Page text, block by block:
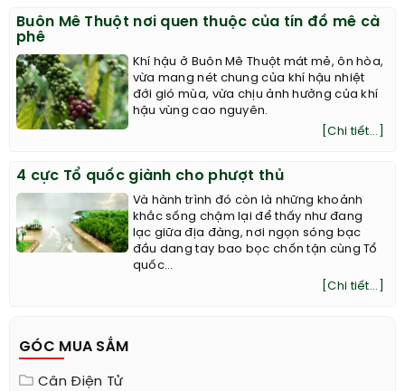
Buôn Mê Thuột nơi quen thuộc của tín đồ mê cà
phê
Khí hậu ở Buôn Mê Thuột mát mẻ, ôn hòa,
vừa mang nét chung của khí hậu nhiệt
đới gió mùa, vừa chịu ảnh hưởng của khí
hậu vùng cao nguyên.
[Chi tiết...]
4 cực Tổ quốc giành cho phượt thủ
Và hành trình đó còn là những khoảnh
khắc sống chậm lại để thấy như đang
lạc giữa địa đàng, nơi ngọn sóng bạc
đầu dang tay bao bọc chốn tận cùng Tổ
quốc…
[Chi tiết...]
GÓC MUA SẮM
Cân Điện Tử